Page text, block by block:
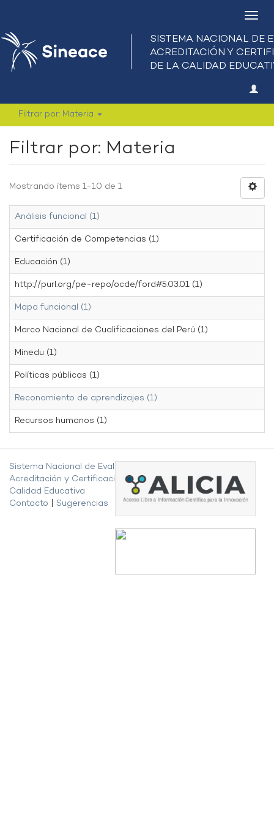
Filtrar por: Materia
Filtrar por: Materia
Mostrando ítems 1-10 de 1
Análisis funcional (1)
Certificación de Competencias (1)
Educación (1)
http://purl.org/pe-repo/ocde/ford#5.03.01 (1)
Mapa funcional (1)
Marco Nacional de Cualificaciones del Perú (1)
Minedu (1)
Políticas públicas (1)
Reconomiento de aprendizajes (1)
Recursos humanos (1)
Sistema Nacional de Evaluación,
Acreditación y Certificación de la
Calidad Educativa
Contacto
Sugerencias